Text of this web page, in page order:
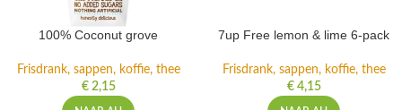
100% Coconut grove
Frisdrank, sappen, koffie, thee
€2,15
7up Free lemon & lime 6-pack
Frisdrank, sappen, koffie, thee
€4,15